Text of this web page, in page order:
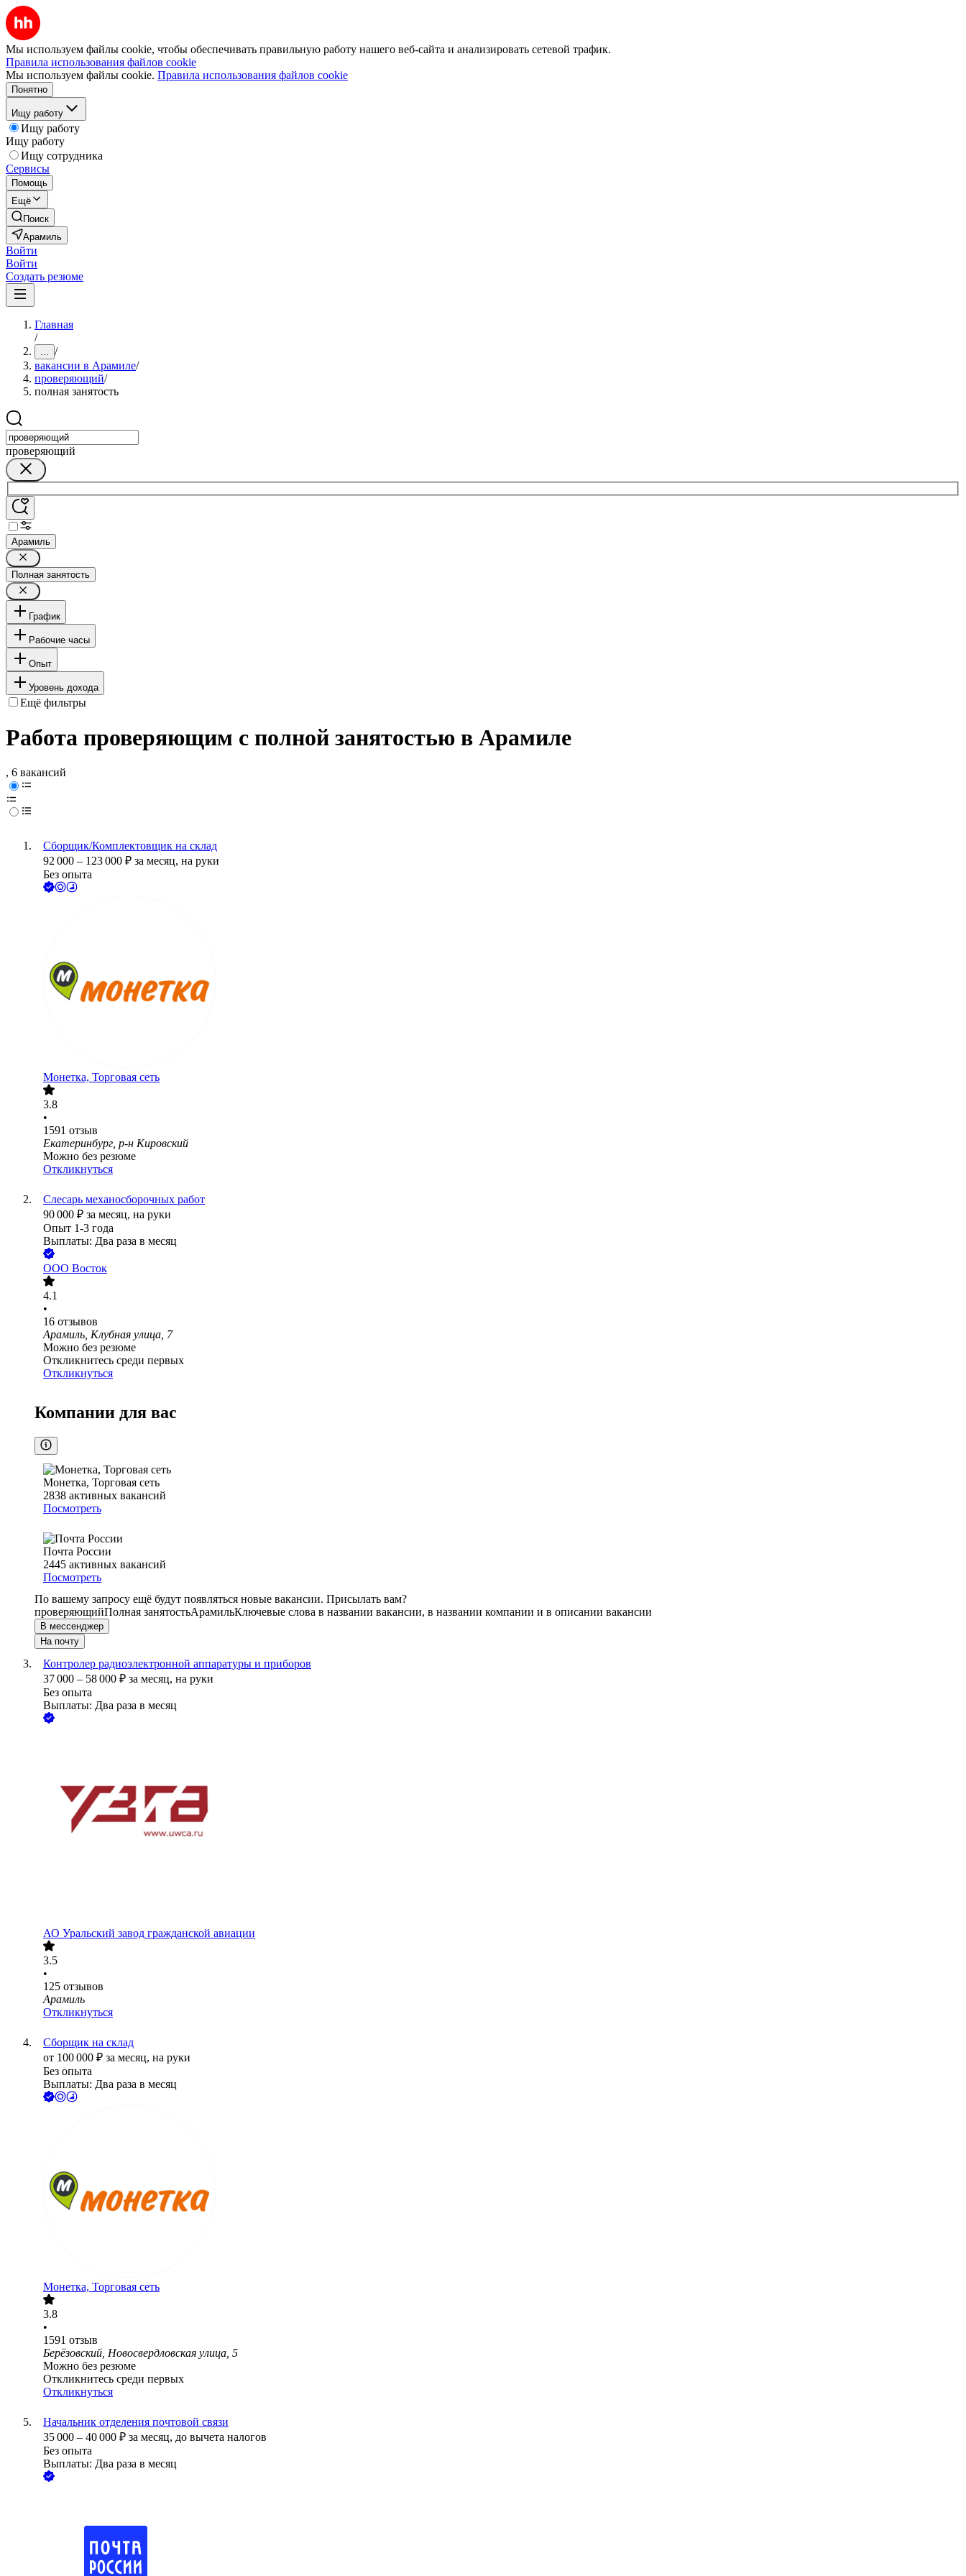
Мы используем файлы cookie, чтобы обеспечивать правильную работу нашего веб-сайта и анализировать сетевой трафик.
Правила использования файлов cookie
Мы используем файлы cookie. Правила использования файлов cookie
Понятно
Ищу работу
Ищу работу
Ищу работу
Ищу сотрудника
Сервисы
Помощь
Ещё
Поиск
Арамиль
Войти
Войти
Создать резюме
Главная
/
... /
вакансии в Арамиле/
проверяющий/
полная занятость
проверяющий
Арамиль
Полная занятость
График
Рабочие часы
Опыт
Уровень дохода
Ещё фильтры
Работа проверяющим с полной занятостью в Арамиле
, 6 вакансий
Сборщик/Комплектовщик на склад
92 000 – 123 000 ₽ за месяц, на руки
Без опыта
Монетка, Торговая сеть
3.8
•
1591 отзыв
Екатеринбург, р-н Кировский
Можно без резюме
Откликнуться
Слесарь механосборочных работ
90 000 ₽ за месяц, на руки
Опыт 1-3 года
Выплаты: Два раза в месяц
ООО Восток
4.1
•
16 отзывов
Арамиль, Клубная улица, 7
Можно без резюме
Откликнитесь среди первых
Откликнуться
Компании для вас
Монетка, Торговая сеть
2838 активных вакансий
Посмотреть
Почта России
2445 активных вакансий
Посмотреть
По вашему запросу ещё будут появляться новые вакансии. Присылать вам?
проверяющийПолная занятостьАрамильКлючевые слова в названии вакансии, в названии компании и в описании вакансии
В мессенджер
На почту
Контролер радиоэлектронной аппаратуры и приборов
37 000 – 58 000 ₽ за месяц, на руки
Без опыта
Выплаты: Два раза в месяц
АО Уральский завод гражданской авиации
3.5
•
125 отзывов
Арамиль
Откликнуться
Сборщик на склад
от 100 000 ₽ за месяц, на руки
Без опыта
Выплаты: Два раза в месяц
Монетка, Торговая сеть
3.8
•
1591 отзыв
Берёзовский, Новосвердловская улица, 5
Можно без резюме
Откликнитесь среди первых
Откликнуться
Начальник отделения почтовой связи
35 000 – 40 000 ₽ за месяц, до вычета налогов
Без опыта
Выплаты: Два раза в месяц